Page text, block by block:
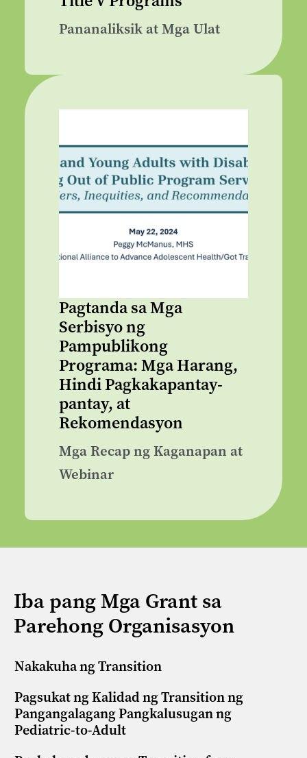
Pananaliksik at Mga Ulat
Pagtanda sa Mga
Serbisyo ng
Pampublikong
Programa: Mga Harang,
Hindi Pagkakapantay-
pantay, at
Rekomendasyon
Mga Recap ng Kaganapan at
Webinar
Iba pang Mga Grant sa
Parehong Organisasyon
Nakakuha ng Transition
Pagsukat ng Kalidad ng Transition ng
Pangangalagang Pangkalusugan ng
Pediatric-to-Adult